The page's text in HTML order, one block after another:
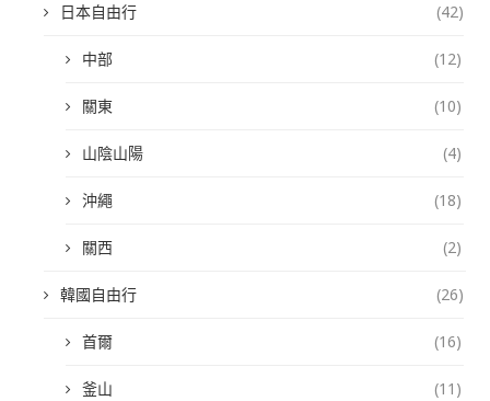
日本自由行 (42)
中部 (12)
關東 (10)
山陰山陽 (4)
沖繩 (18)
關西 (2)
韓國自由行 (26)
首爾 (16)
釜山 (11)